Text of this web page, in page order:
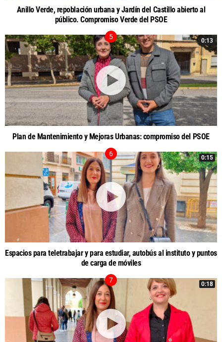
Anillo Verde, repoblación urbana y Jardín del Castillo abierto al
público. Compromiso Verde del PSOE
0:13
Plan de Mantenimiento y Mejoras Urbanas: compromiso del PSOE
0:15
Espacios para teletrabajar y para estudiar, autobús al instituto y puntos
de carga de móviles
0:18